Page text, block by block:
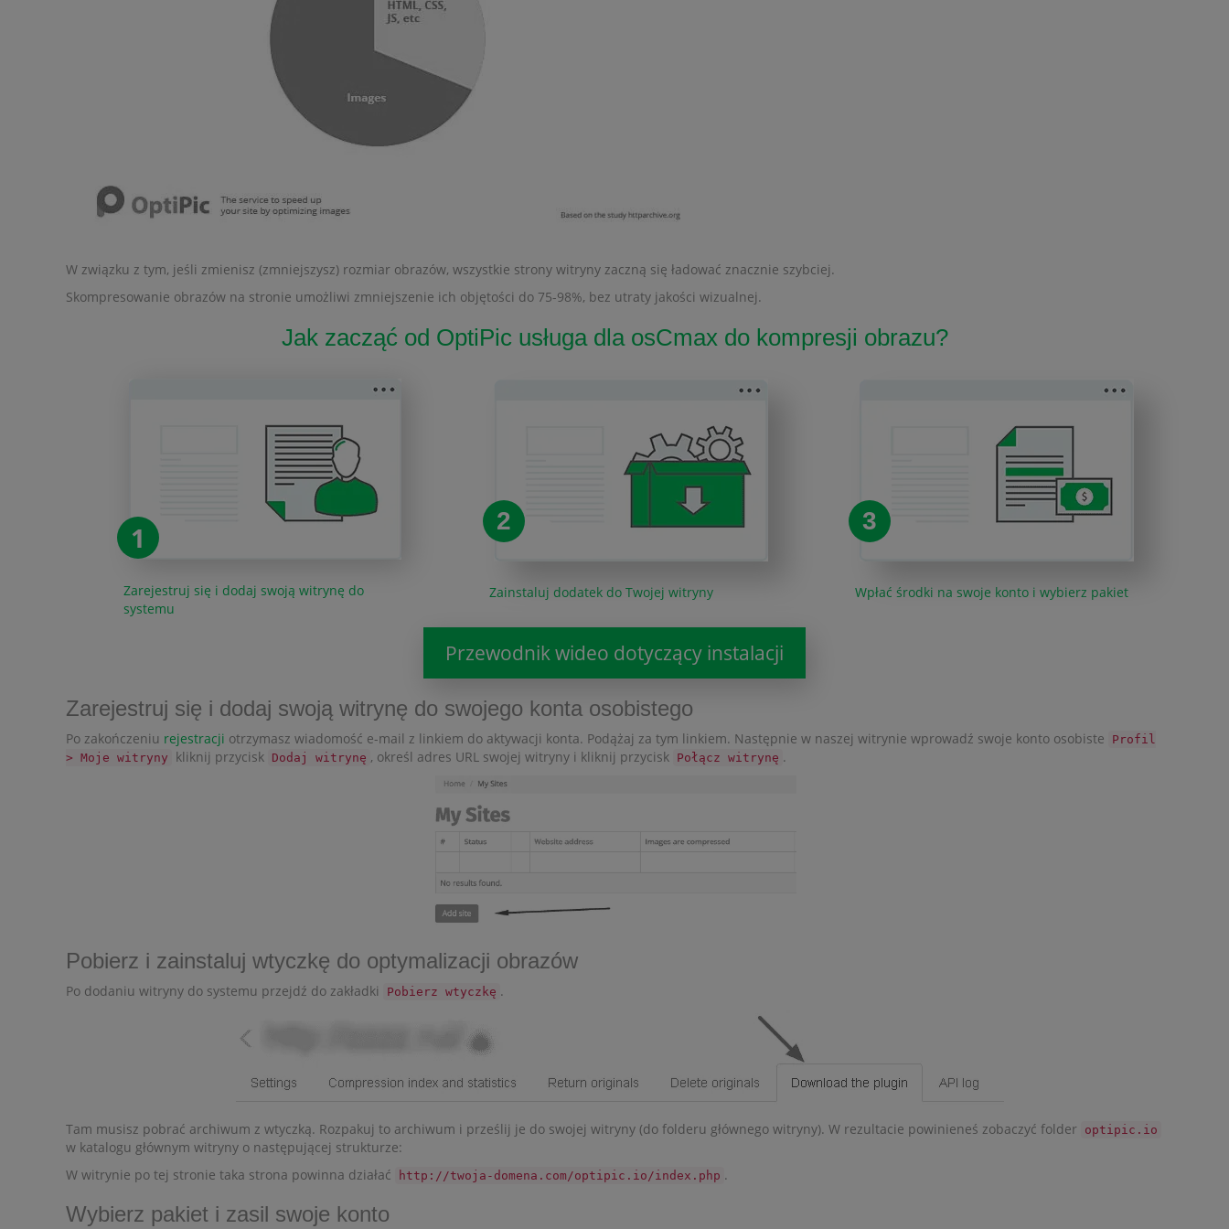
W związku z tym, jeśli zmienisz (zmniejszysz) rozmiar obrazów, wszystkie strony witryny zaczną się ładować znacznie szybciej.
Skompresowanie obrazów na stronie umożliwi zmniejszenie ich objętości do 75-98%, bez utraty jakości wizualnej.
Jak zacząć od OptiPic usługa dla osCmax do kompresji obrazu?
1
Zarejestruj się i dodaj swoją witrynę do
systemu
2
Zainstaluj dodatek do Twojej witryny
3
Wpłać środki na swoje konto i wybierz pakiet
Przewodnik wideo dotyczący instalacji
Zarejestruj się i dodaj swoją witrynę do swojego konta osobistego
Po zakończeniu rejestracji otrzymasz wiadomość e-mail z linkiem do aktywacji konta. Podążaj za tym linkiem. Następnie w naszej witrynie wprowadź swoje konto osobiste
Profil
> Moje witryny
kliknij przycisk Dodaj witrynę , określ adres URL swojej witryny i kliknij przycisk Połącz witrynę .
Pobierz i zainstaluj wtyczkę do optymalizacji obrazów
Po dodaniu witryny do systemu przejdź do zakładki Pobierz wtyczkę .
Tam musisz pobrać archiwum z wtyczką. Rozpakuj to archiwum i prześlij je do swojej witryny (do folderu głównego witryny). W rezultacie powinieneś zobaczyć folder optipic.io
w katalogu głównym witryny o następującej strukturze:
W witrynie po tej stronie taka strona powinna działać
http://twoja-domena.com/optipic.io/index.php .
Wybierz pakiet i zasil swoje konto